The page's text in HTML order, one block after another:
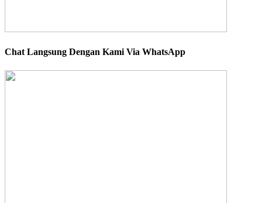
Chat Langsung Dengan Kami Via WhatsApp